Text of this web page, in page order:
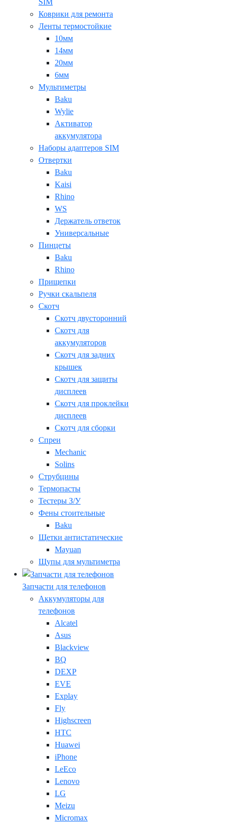
SIM
Коврики для ремонта
Ленты термостойкие
10мм
14мм
20мм
6мм
Мультиметры
Baku
Wylie
Активатор
аккумулятора
Наборы адаптеров SIM
Отвертки
Baku
Kaisi
Rhino
WS
Держатель ответок
Универсальные
Пинцеты
Baku
Rhino
Прищепки
Ручки скальпеля
Скотч
Скотч двусторонний
Скотч для
аккумуляторов
Скотч для задних
крышек
Скотч для защиты
дисплеев
Скотч для проклейки
дисплеев
Скотч для сборки
Спреи
Mechanic
Solins
Струбцины
Термопасты
Тестеры З/У
Фены стоительные
Baku
Щетки антистатические
Mayuan
Щупы для мультиметра
Запчасти для телефонов
Аккумуляторы для
телефонов
Alcatel
Asus
Blackview
BQ
DEXP
EVE
Explay
Fly
Highscreen
HTC
Huawei
iPhone
LeEco
Lenovo
LG
Meizu
Micromax